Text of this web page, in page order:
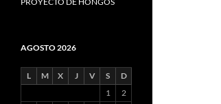
AGOSTO 2026
L M X J V S
D
1
2